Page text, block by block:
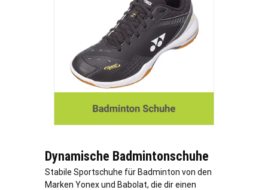
Dynamische Badmintonschuhe
Stabile Sportschuhe für Badminton von den
Marken Yonex und Babolat, die dir einen